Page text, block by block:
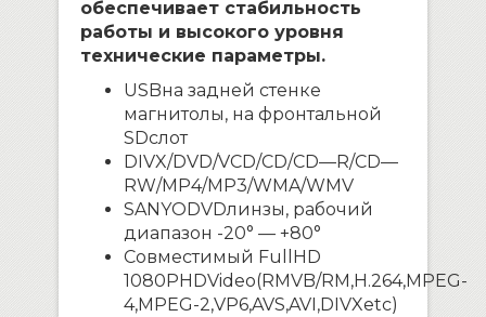
обеспечивает стабильность
работы и высокого уровня
технические параметры.
USBна задней стенке
магнитолы, на фронтальной
SDслот
DIVX/DVD/VCD/CD/CD—R/CD—
RW/MP4/MP3/WMA/WMV
SANYO DVDлинзы, рабочий
диапазон -20° — +80°
Совместимый Full
HD
1080 P HDVideo(RMVB/RM ,H .264,MPEG-
4,MPEG-2,VP6,AVS,AVI ,DIVXetc)